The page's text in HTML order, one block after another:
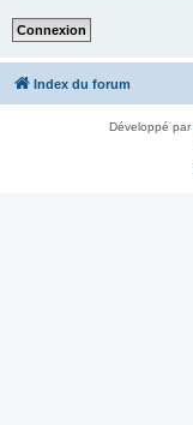
Index du forum
Développé par